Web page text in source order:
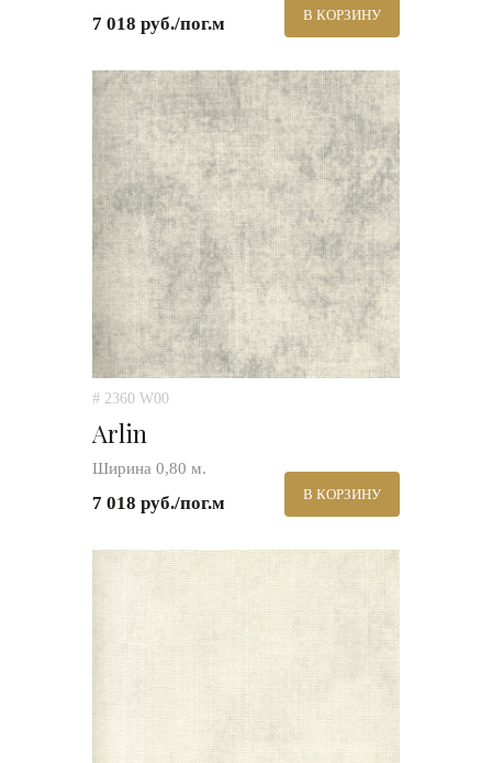
7 018 руб./пог.м В КОРЗИНУ
# 2360 W00
Arlin
Ширина 0,80 м.
7 018 руб./пог.м В КОРЗИНУ